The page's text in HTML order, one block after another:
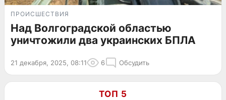
ПРОИСШЕСТВИЯ
Над Волгоградской областью
уничтожили два украинских БПЛА
21 декабря, 2025, 08:11 6 Обсудить
ТОП 5